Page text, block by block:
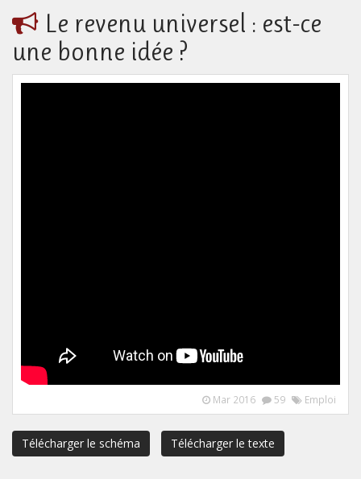
Le revenu universel : est-ce
une bonne idée ?
Mar 2016 59 Emploi
Télécharger le schéma Télécharger le texte